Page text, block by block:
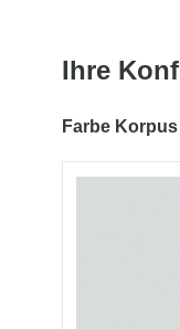
Ihre
Farbe Korpus